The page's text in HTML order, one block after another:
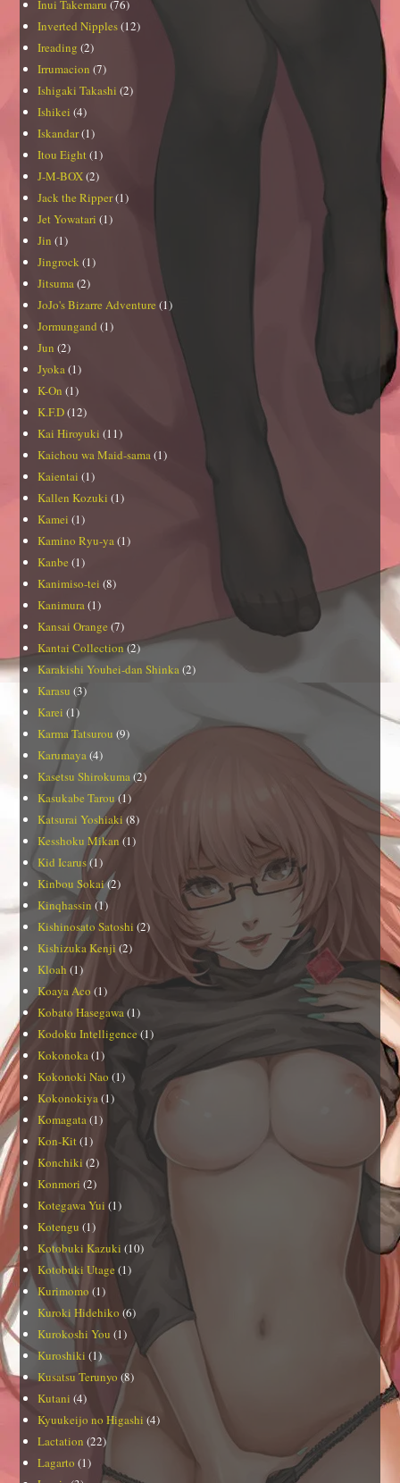
Inui Takemaru (76)
Inverted Nipples(12)
Ireading (2)
Irrumacion (7)
Ishigaki Takashi (2)
Ishikei (4)
Iskandar(1)
Itou Eight(1)
J-M-BOX(2)
Jack the Ripper(1)
Jet Yowatari (1)
Jin (1)
Jingrock (1)
Jitsuma(2)
JoJo's Bizarre Adventure (1)
Jormungand (1)
Jun (2)
Jyoka(1)
K-On (1)
K.F.D(12)
Kai Hiroyuki (11)
Kaichou wa Maid-sama(1)
Kaientai (1)
Kallen Kozuki (1)
Kamei (1)
Kamino Ryu-ya(1)
Kanbe (1)
Kanimiso-tei (8)
Kanimura(1)
Kansai Orange (7)
Kantai Collection (2)
Karakishi Youhei-dan Shinka(2)
Karasu (3)
Karei (1)
Karma Tatsurou (9)
Karumaya(4)
Kasetsu Shirokuma(2)
Kasukabe Tarou(1)
Katsurai Yoshiaki (8)
Kesshoku Mikan (1)
Kid Icarus(1)
Kinbou Sokai(2)
Kinqhassin (1)
Kishinosato Satoshi (2)
Kishizuka Kenji (2)
Kloah (1)
Koaya Aco (1)
Kobato Hasegawa(1)
Kodoku Intelligence (1)
Kokonoka(1)
Kokonoki Nao (1)
Kokonokiya(1)
Komagata(1)
Kon-Kit(1)
Konchiki (2)
Konmori (2)
Kotegawa Yui (1)
Kotengu (1)
Kotobuki Kazuki (10)
Kotobuki Utage(1)
Kurimomo (1)
Kuroki Hidehiko (6)
Kurokoshi You (1)
Kuroshiki (1)
Kusatsu Terunyo (8)
Kutani (4)
Kyuukeijo no Higashi (4)
Lactation (22)
Lagarto (1)